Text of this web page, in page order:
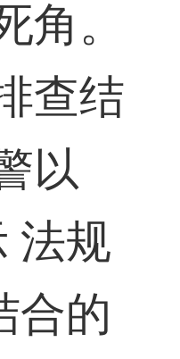
角。
结
以
法规
合的